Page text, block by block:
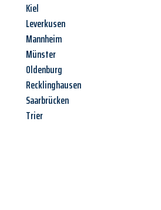
Kiel
Leverkusen
Mannheim
Münster
Oldenburg
Recklinghausen
Saarbrücken
Trier